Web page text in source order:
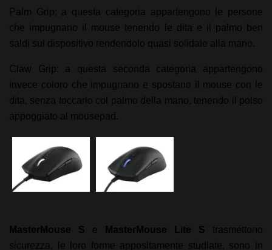
Palm Grip: a questa categoria appartengono le persone
che impugnano il mouse tenendo le dita e il palmo ben
saldi sul dispositivo rendendolo quasi solidale alla mano.
Claw Grip: a questa seconda categoria appartengono
invece coloro che impugnano e spostano il mouse con le
dita, senza toccarlo col palmo della mano, tenendo il polso
appoggiato al mousepad.
MasterMouse S e MasterMouse Lite S trasmettono
sicurezza, le loro forme appositamente studiate, sono in